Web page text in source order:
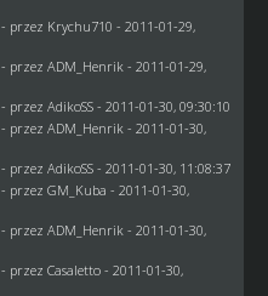
- przez Krychu710 - 2011-01-29,
- przez ADM_Henrik - 2011-01-29,
- przez AdikoSS - 2011-01-30, 09:30:10
- przez ADM_Henrik - 2011-01-30,
- przez AdikoSS - 2011-01-30, 11:08:37
- przez GM_Kuba - 2011-01-30,
- przez ADM_Henrik - 2011-01-30,
- przez Casaletto- 2011-01-30,